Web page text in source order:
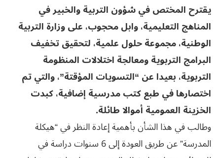
يقترح المختص في شؤون التربية والخبير في
المناهج التعليمية، وابل محجوب، على وزارة التربية
الوطنية، مجموعة حلول علمية، لتحقيق تخفيف
البرامج التربوية ومعالجة اختلالات المنظومة
التربوية، بعيدا عن “التسويات المؤقتة”، والتي تم
اختصارها في طبع كتب مدرسية إضافية، كبدت
الخزينة العمومية أموالا طائلة.
وطالب في هذا الشأن بأهمية إعادة النظر في “هيكلة
المدرسة” عن طريق العودة إلى 6 سنوات دراسة في